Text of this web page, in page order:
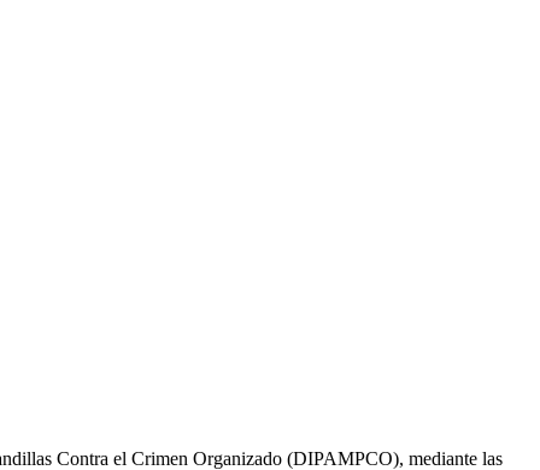
Contra el Crimen Organizado (DIPAMPCO), mediante las